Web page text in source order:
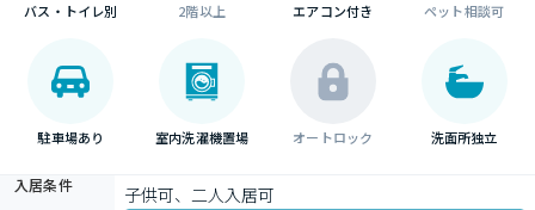
バス・トイレ別 2階以上 エアコン付き ペット相談可
駐車場あり 室内洗濯機置場 オートロック 洗面所独立
入居条件 子供可、二人入居可